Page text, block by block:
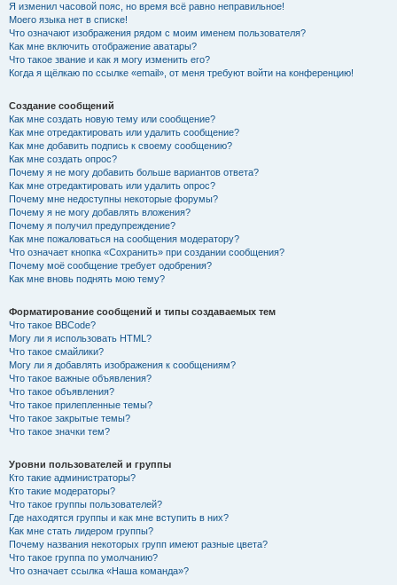
Я изменил часовой пояс, но время всё равно неправильное!
Моего языка нет в списке!
Что означают изображения рядом с моим именем пользователя?
Как мне включить отображение аватары?
Что такое звание и как я могу изменить его?
Когда я щёлкаю по ссылке «email», от меня требуют войти на конференцию!
Создание сообщений
Как мне создать новую тему или сообщение?
Как мне отредактировать или удалить сообщение?
Как мне добавить подпись к своему сообщению?
Как мне создать опрос?
Почему я не могу добавить больше вариантов ответа?
Как мне отредактировать или удалить опрос?
Почему мне недоступны некоторые форумы?
Почему я не могу добавлять вложения?
Почему я получил предупреждение?
Как мне пожаловаться на сообщения модератору?
Что означает кнопка «Сохранить» при создании сообщения?
Почему моё сообщение требует одобрения?
Как мне вновь поднять мою тему?
Форматирование сообщений и типы создаваемых тем
Что такое BBCode?
Могу ли я использовать HTML?
Что такое смайлики?
Могу ли я добавлять изображения к сообщениям?
Что такое важные объявления?
Что такое объявления?
Что такое прилепленные темы?
Что такое закрытые темы?
Что такое значки тем?
Уровни пользователей и группы
Кто такие администраторы?
Кто такие модераторы?
Что такое группы пользователей?
Где находятся группы и как мне вступить в них?
Как мне стать лидером группы?
Почему названия некоторых групп имеют разные цвета?
Что такое группа по умолчанию?
Что означает ссылка «Наша команда»?